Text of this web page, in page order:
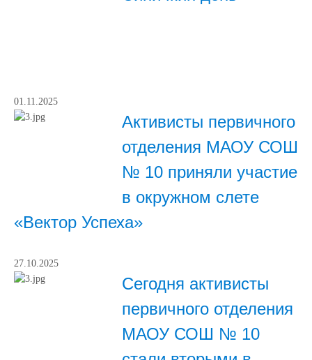
01.11.2025
Активисты первичного
отделения МАОУ СОШ
№ 10 приняли участие
в окружном слете
«Вектор Успеха»
27.10.2025
Сегодня активисты
первичного отделения
МАОУ СОШ № 10